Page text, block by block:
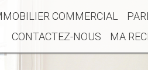
COMMERCIAL
CONTACTEZ-NOUS
MA